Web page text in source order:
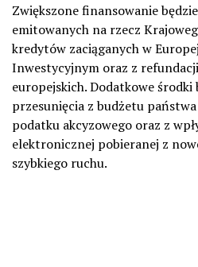
Zwiększone finansowanie
emitowanych na rzecz
kredytów zaciąganych w
Inwestycyjnym oraz z
europejskich. Dodatkowe środki
przesunięcia z budżetu
podatku akcyzowego oraz z
elektronicznej pobieranej z
szybkiego ruchu.